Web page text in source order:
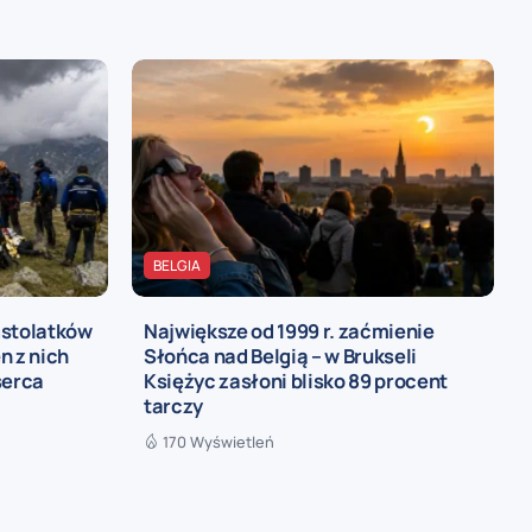
z nich
BELGIA
Największe od 1999 r. zaćmienie
Słońca nad Belgią – w Brukseli
Księżyc zasłoni blisko 89 procent
tarczy
170 Wyświetleń